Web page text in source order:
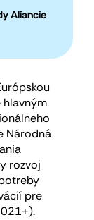
Aliancie
hlavným
Národná
rozvoj
pre